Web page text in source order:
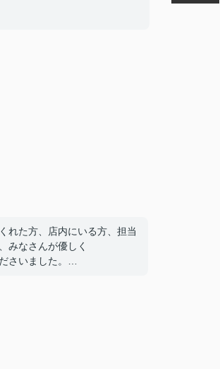
れた方、店内にいる方、担当
みなさんが優しく
さいました。